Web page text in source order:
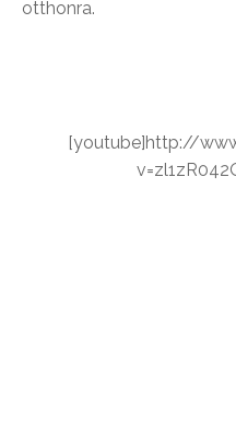
otthonra.
[youtube]http://